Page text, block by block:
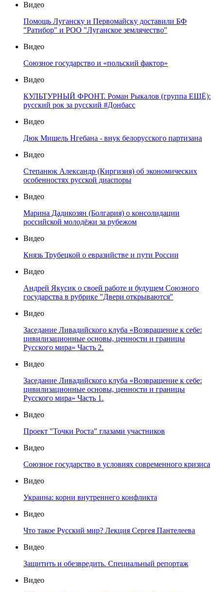
Видео
Помощь Луганску и Первомайску доставили БФ
"Ратибор" и РОО "Луганское землячество"
Видео
Союзное государство и «польский фактор»
Видео
КУЛЬТУРНЫЙ ФРОНТ. Роман Рыкалов (группа ЕЩЁ):
русский рок за русский #Донбасс
Видео
Дюк Мишель Нгебана - внук белорусского партизана
Видео
Степанюк Александр (Киргизия) об экономических
особенностях русской диаспоры
Видео
Марина Дадикозян (Болгария) о консолидации
российской молодёжи за рубежом
Видео
Князь Трубецкой о евразийстве и пути России
Видео
Андрей Якусик о своей работе и будущем Союзного
государства в рубрике "Двери открываются"
Видео
Заседание Ливадийского клуба «Возвращение к себе:
цивилизационные основы, ценности и границы
Русского мира» Часть 2.
Видео
Заседание Ливадийского клуба «Возвращение к себе:
цивилизационные основы, ценности и границы
Русского мира» Часть 1.
Видео
Проект "Точки Роста" глазами участников
Видео
Союзное государство в условиях современного кризиса
Видео
Украина: корни внутреннего конфликта
Видео
Что такое Русский мир? Лекция Сергея Пантелеева
Видео
Защитить и обезвредить. Специальный репортаж
Видео